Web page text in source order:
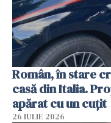
Român, în stare
casă din Italia.
apărat cu un cuțit
26 IULIE 2026